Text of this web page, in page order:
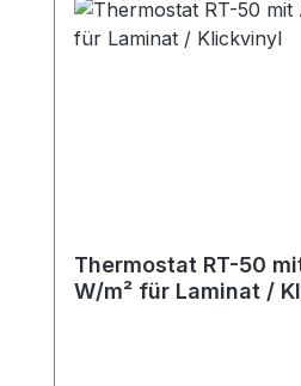
Thermostat RT-50
W/m² für Laminat /